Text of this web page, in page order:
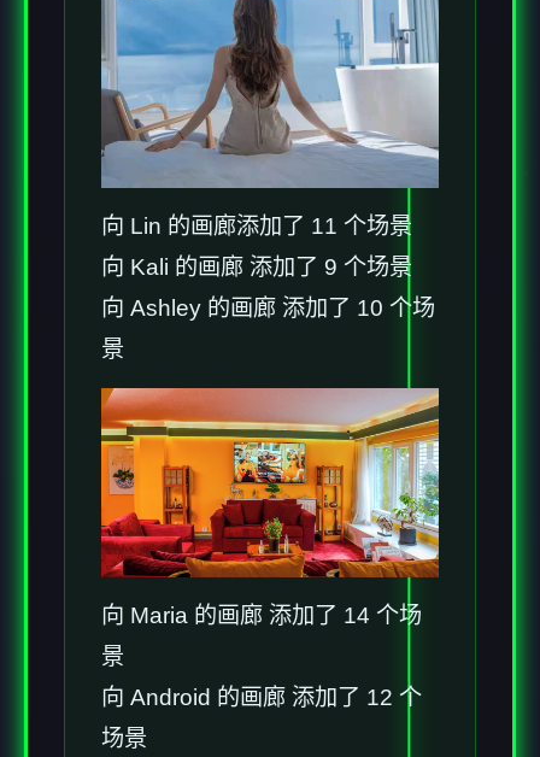
向 Lin 的画廊添加了 11 个场景
向 Kali 的画廊 添加了 9 个场景
向 Ashley 的画廊 添加了 10 个场
景
向 Maria 的画廊 添加了 14 个场
景
向 Android 的画廊 添加了 12 个
场景